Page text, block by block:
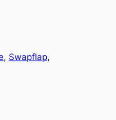
, Swapflap